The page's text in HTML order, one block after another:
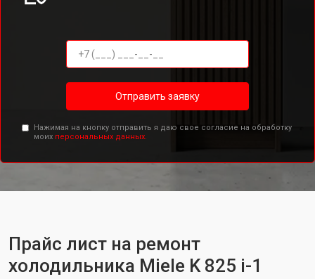
Отправить заявку
Нажимая на кнопку отправить я даю свое согласие на обработку
моих персональных данных.
Прайс лист на ремонт
холодильника Miele K 825 i-1